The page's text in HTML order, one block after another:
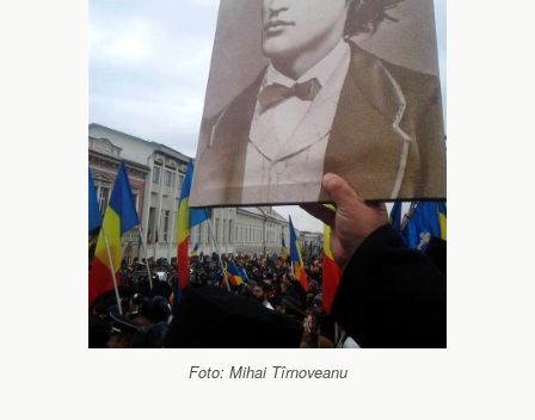
Foto: Mihai Tîrnoveanu